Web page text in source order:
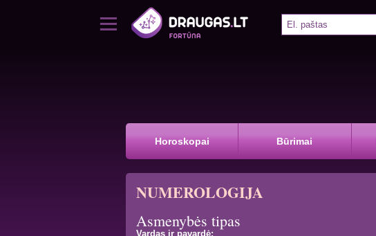
Horoskopai Būrimai
NUMEROLOGIJA
Asmenybės tipas
Vardas ir pavardė: